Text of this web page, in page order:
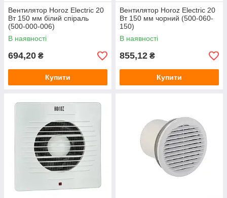
Вентилятор Horoz Electric 20
Вт 150 мм білий спіраль
(500-000-006)
В наявності
694,20 ₴
Купити
Вентилятор Horoz Electric 20
Вт 150 мм чорний (500-060-
150)
В наявності
855,12 ₴
Купити